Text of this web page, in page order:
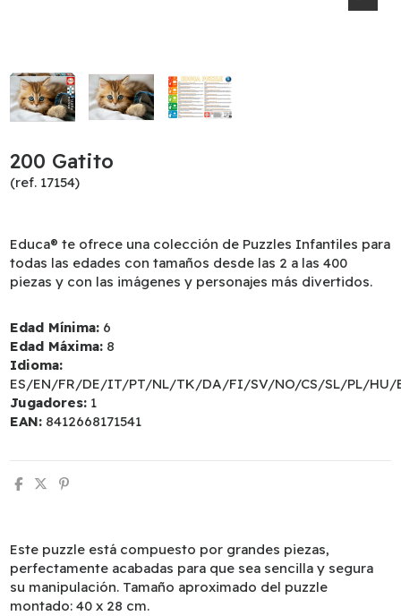
200 Gatito
(ref. 17154)
Educa® te ofrece una colección de Puzzles Infantiles para
todas las edades con tamaños desde las 2 a las 400
piezas y con las imágenes y personajes más divertidos.
Edad Mínima: 6
Edad Máxima: 8
Idioma:
ES/EN/FR/DE/IT/PT/NL/TK/DA/FI/SV/NO/CS/SL/PL/HU/
Jugadores: 1
EAN: 8412668171541
Este puzzle está compuesto por grandes piezas,
perfectamente acabadas para que sea sencilla y segura
su manipulación. Tamaño aproximado del puzzle
montado: 40 x 28 cm.